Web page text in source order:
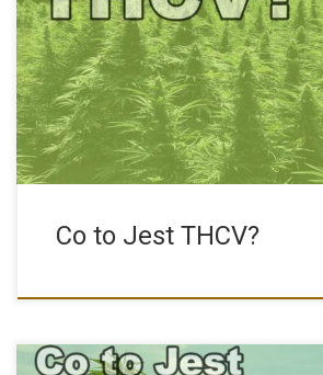
THCV cieszy się rosnącą popularnością.
kolejnych badań z […]
Co to Jest THCV?